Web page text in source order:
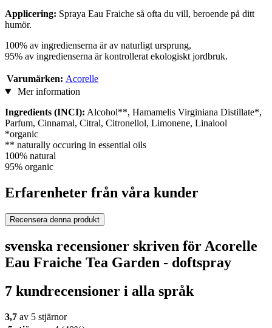
Applicering: Spraya Eau Fraiche så ofta du vill, beroende på ditt
humör.
100% av ingredienserna är av naturligt ursprung,
95% av ingredienserna är kontrollerat ekologiskt jordbruk.
Varumärken: Acorelle
Mer information
Ingredients (INCI): Alcohol**, Hamamelis Virginiana Distillate*,
Parfum, Cinnamal, Citral, Citronellol, Limonene, Linalool
*organic
** naturally occuring in essential oils
100% natural
95% organic
Erfarenheter från våra kunder
Recensera denna produkt
svenska recensioner skriven för Acorelle
Eau Fraiche Tea Garden - doftspray
7 kundrecensioner i alla språk
3,7 av 5 stjärnor